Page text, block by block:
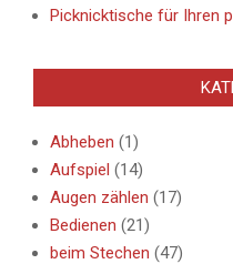
Picknicktische für Ihren
Abheben (1)
Aufspiel (14)
Augen zählen (17)
Bedienen (21)
beim Stechen (47)